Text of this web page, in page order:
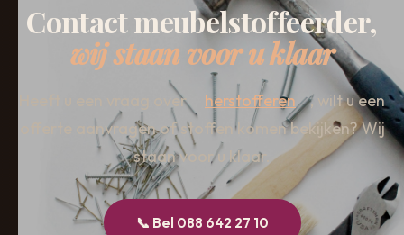
Contact meubelstoffeerder,
wij staan voor u klaar
Heeft u een vraag over herstofferen
, wilt u een
offerte aanvragen of stoffen komen bekijken? Wij
staan voor u klaar.
📞 Bel 088 642 27 10